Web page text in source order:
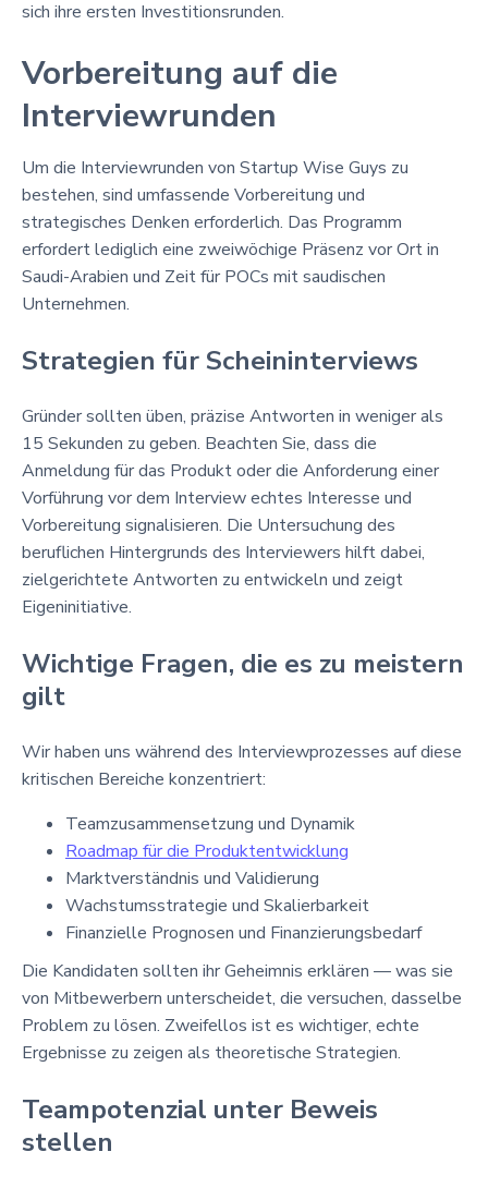
sich ihre ersten Investitionsrunden.
Vorbereitung auf die
Interviewrunden
Um die Interviewrunden von Startup Wise Guys zu
bestehen, sind umfassende Vorbereitung und
strategisches Denken erforderlich. Das Programm
erfordert lediglich eine zweiwöchige Präsenz vor Ort in
Saudi-Arabien und Zeit für POCs mit saudischen
Unternehmen.
Strategien für Scheininterviews
Gründer sollten üben, präzise Antworten in weniger als
15 Sekunden zu geben. Beachten Sie, dass die
Anmeldung für das Produkt oder die Anforderung einer
Vorführung vor dem Interview echtes Interesse und
Vorbereitung signalisieren. Die Untersuchung des
beruflichen Hintergrunds des Interviewers hilft dabei,
zielgerichtete Antworten zu entwickeln und zeigt
Eigeninitiative.
Wichtige Fragen, die es zu meistern
gilt
Wir haben uns während des Interviewprozesses auf diese
kritischen Bereiche konzentriert:
Teamzusammensetzung und Dynamik
Roadmap für die Produktentwicklung
Marktverständnis und Validierung
Wachstumsstrategie und Skalierbarkeit
Finanzielle Prognosen und Finanzierungsbedarf
Die Kandidaten sollten ihr Geheimnis erklären — was sie
von Mitbewerbern unterscheidet, die versuchen, dasselbe
Problem zu lösen. Zweifellos ist es wichtiger, echte
Ergebnisse zu zeigen als theoretische Strategien.
Teampotenzial unter Beweis
stellen